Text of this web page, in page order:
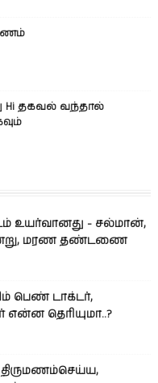
Hi தகவல் வந்தால்
உயர்வானது - சல்மான்,
இன்று, மரண தண்டணை
பெண் டாக்டர்,
என்ன தெரியுமா..?